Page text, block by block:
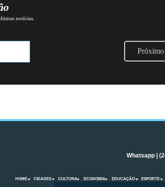
notícias.
Próximo
Whatsapp |
HOME CIDADES CULTURA ECONOMIA EDUCAÇÃO ESPORTE